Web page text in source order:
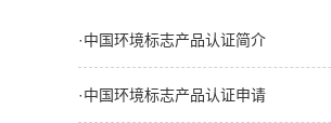
·中国环境标志产品认证简介
·中国环境标志产品认证申请